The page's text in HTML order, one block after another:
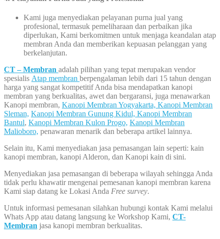
Kami juga menyediakan pelayanan purna jual yang
profesional, termasuk pemeliharaan dan perbaikan jika
diperlukan, Kami berkomitmen untuk menjaga keandalan atap
membran Anda dan memberikan kepuasan pelanggan yang
berkelanjutan.
CT – Membran adalah pilihan yang tepat merupakan vendor
spesialis Atap membran berpengalaman lebih dari 15 tahun dengan
harga yang sangat kompetitif Anda bisa mendapatkan kanopi
membran yang berkualitas, awet dan bergaransi, juga menawarkan
Kanopi membran, Kanopi Membran Yogyakarta, Kanopi Membran
Sleman, Kanopi Membran Gunung Kidul, Kanopi Membran
Bantul, Kanopi Membran Kulon Progo, Kanopi Membran
Malioboro, penawaran menarik dan beberapa artikel lainnya.
Selain itu, Kami menyediakan jasa pemasangan lain seperti: kain
kanopi membran, kanopi Alderon, dan Kanopi kain di sini.
Menyediakan jasa pemasangan di beberapa wilayah sehingga Anda
tidak perlu khawatir mengenai pemesanan kanopi membran karena
Kami siap datang ke Lokasi Anda Free survey.
Untuk informasi pemesanan silahkan hubungi kontak Kami melalui
Whats App atau datang langsung ke Workshop Kami, CT-
Membran jasa kanopi membran berkualitas.